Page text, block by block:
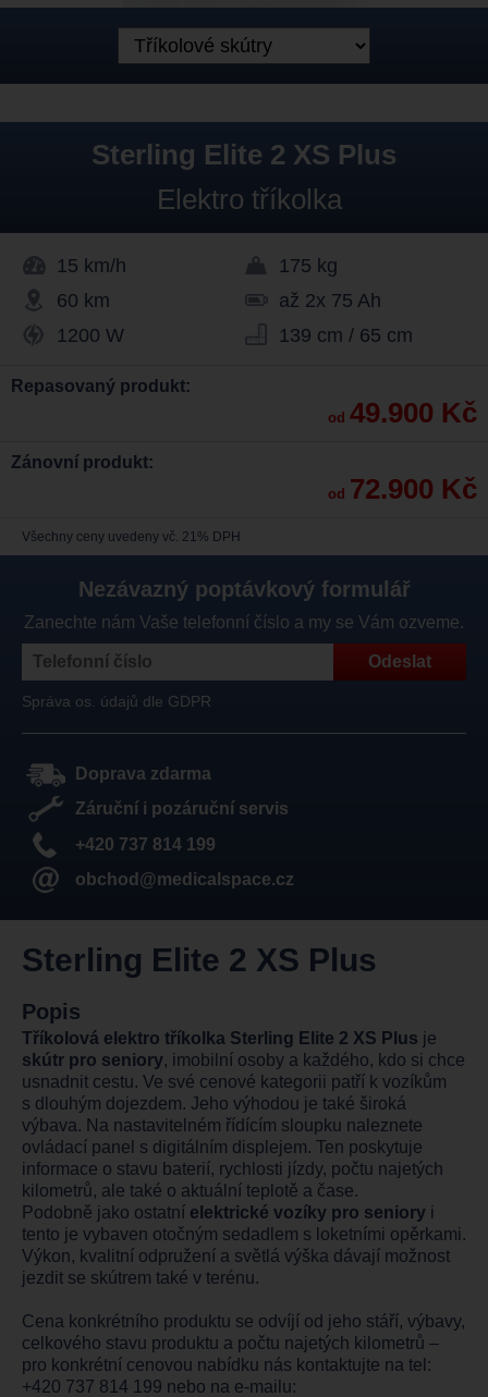
Sterling Elite 2 XS Plus
Elektro tříkolka
15 km/h
175 kg
60 km
až 2x 75 Ah
1200 W
139 cm / 65 cm
Repasovaný produkt:
od 49.900 Kč
Zánovní produkt:
od 72.900 Kč
Všechny ceny uvedeny vč. 21% DPH
Nezávazný poptávkový formulář
Zanechte nám Vaše telefonní číslo a my se Vám ozveme.
Správa os. údajů dle GDPR
Doprava zdarma
Záruční i pozáruční servis
+420 737 814 199
obchod@medicalspace.cz
Sterling Elite 2 XS Plus
Popis
Tříkolová elektro tříkolka Sterling Elite 2 XS Plus je
skútr pro seniory, imobilní osoby a každého, kdo si chce
usnadnit cestu. Ve své cenové kategorii patří k vozíkům
s dlouhým dojezdem. Jeho výhodou je také široká
výbava. Na nastavitelném řídícím sloupku naleznete
ovládací panel s digitálním displejem. Ten poskytuje
informace o stavu baterií, rychlosti jízdy, počtu najetých
kilometrů, ale také o aktuální teplotě a čase.
Podobně jako ostatní elektrické vozíky pro seniory i
tento je vybaven otočným sedadlem s loketními opěrkami.
Výkon, kvalitní odpružení a světlá výška dávají možnost
jezdit se skútrem také v terénu.
Cena konkrétního produktu se odvíjí od jeho stáří, výbavy,
celkového stavu produktu a počtu najetých kilometrů –
pro konkrétní cenovou nabídku nás kontaktujte na tel:
+420 737 814 199 nebo na e-mailu: